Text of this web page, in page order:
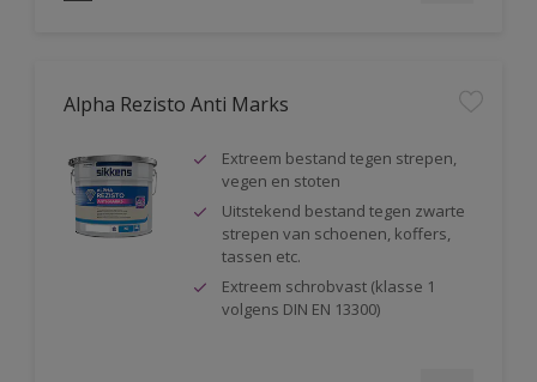
Alpha Rezisto Anti Marks
Extreem bestand tegen strepen,
vegen en stoten
Uitstekend bestand tegen zwarte
strepen van schoenen, koffers,
tassen etc.
Extreem schrobvast (klasse 1
volgens DIN EN 13300)